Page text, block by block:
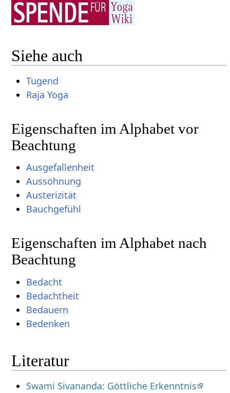
Siehe auch
Tugend
Raja Yoga
Eigenschaften im Alphabet vor
Beachtung
Ausgefallenheit
Aussöhnung
Austerizität
Bauchgefühl
Eigenschaften im Alphabet nach
Beachtung
Bedacht
Bedachtheit
Bedauern
Bedenken
Literatur
Swami Sivananda: Göttliche Erkenntnis